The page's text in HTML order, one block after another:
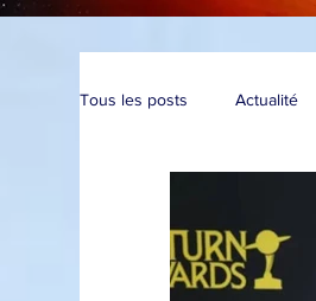
Tous les posts Actualité